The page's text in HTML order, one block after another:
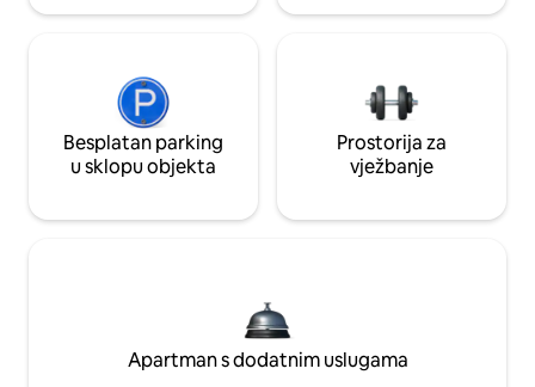
Besplatan parking
u sklopu objekta
Prostorija za
vježbanje
Apartman s dodatnim uslugama